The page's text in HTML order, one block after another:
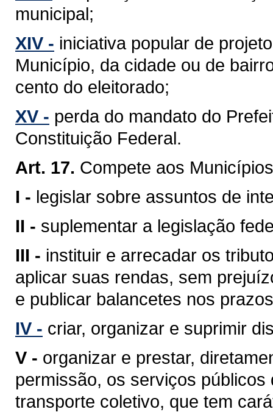
municipal;
XIV - iniciativa popular de
Município, da cidade ou de
cento do eleitorado;
XV - perda do mandato do
Constituição Federal.
Art. 17. Compete aos
I - legislar sobre assuntos de
II - suplementar a legislação
III - instituir e arrecadar os
aplicar suas rendas, sem
e publicar balancetes nos
IV - criar, organizar e suprimir
V - organizar e prestar,
permissão, os serviços
transporte coletivo, que tem